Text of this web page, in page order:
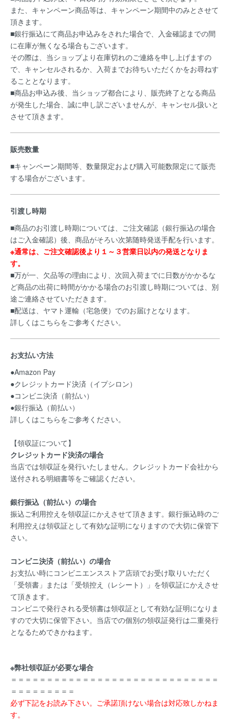
また、キャンペーン商品等は、キャンペーン期間中のみとさせて
頂きます。
■銀行振込にて商品お申込みをされた場合で、入金確認までの間
に在庫が無くなる場合もございます。
その際は、当ショップより在庫切れのご連絡を申し上げますの
で、キャンセルされるか、入荷までお待ちいただくかをお尋ねす
ることとなります。
■商品お申込み後、当ショップ都合により、販売終了となる商品
が発生した場合、誠に申し訳ございませんが、キャンセル扱いと
させて頂きます。
販売数量
■キャンペーン期間等、数量限定および購入可能数限定にて販売
する場合がございます。
引渡し時期
■商品のお引渡し時期については、ご注文確認（銀行振込の場合
はご入金確認）後、商品がそろい次第随時発送手配を行います。
※通常は、ご注文確認後より１～３営業日以内の発送となりま
す。
■万が一、欠品等の理由により、次回入荷までに日数がかかるな
ど商品の出荷に時間がかかる場合のお引渡し時期については、別
途ご連絡させていただきます。
■配送は、ヤマト運輸（宅急便）でのお届けとなります。
詳しくはこちらをご参考ください。
お支払い方法
●Amazon Pay
●クレジットカード決済（イプシロン）
●コンビニ決済（前払い）
●銀行振込（前払い）
詳しくはこちらをご参考ください。
【領収証について】
クレジットカード決済の場合
当店では領収証を発行いたしません。クレジットカード会社から
送付される明細書等をご確認ください。
銀行振込（前払い）の場合
振込ご利用控えを領収証にかえさせて頂きます。銀行振込時のご
利用控えは領収証として有効な証明になりますので大切に保管下
さい。
コンビニ決済（前払い）の場合
お支払い時にコンビニエンスストア店頭でお受け取りいただく
「受領書」または「受領控え（レシート）」を領収証にかえさせ
て頂きます。
コンビニで発行される受領書は領収証として有効な証明になりま
すので大切に保管下さい。当店での個別の領収証発行は二重発行
となるためできかねます。
※弊社領収証が必要な場合
＝＝＝＝＝＝＝＝＝＝＝＝＝＝＝＝＝＝＝＝＝＝＝＝＝＝＝＝＝
＝＝＝＝＝＝＝＝＝
必ず下記をお読み下さい。ご承諾頂けない場合は対応致しかねま
す。